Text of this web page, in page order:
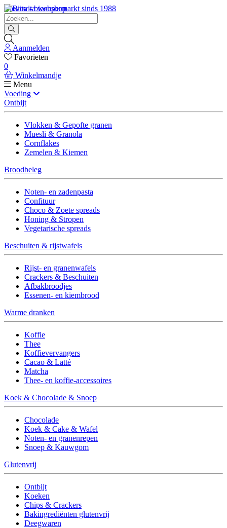
Biovita - biosupermarkt sinds 1988
Aanmelden
Favorieten
0
Winkelmandje
Menu
Voeding
Ontbijt
Vlokken & Gepofte granen
Muesli & Granola
Cornflakes
Zemelen & Kiemen
Broodbeleg
Noten- en zadenpasta
Confituur
Choco & Zoete spreads
Honing & Stropen
Vegetarische spreads
Beschuiten & rijstwafels
Rijst- en granenwafels
Crackers & Beschuiten
Afbakbroodjes
Essenen- en kiembrood
Warme dranken
Koffie
Thee
Koffievervangers
Cacao & Latté
Matcha
Thee- en koffie-accessoires
Koek & Chocolade & Snoep
Chocolade
Koek & Cake & Wafel
Noten- en granenrepen
Snoep & Kauwgom
Glutenvrij
Ontbijt
Koeken
Chips & Crackers
Bakingrediënten glutenvrij
Deegwaren